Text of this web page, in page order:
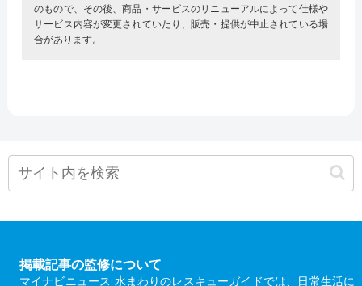
のもので、その後、商品・サービスのリニューアルによって仕様や
サービス内容が変更されていたり、販売・提供が中止されている場
合があります。
掲載記事の監修について
マイナビニュース 水まわりのレスキューガイドでは、日常生活に